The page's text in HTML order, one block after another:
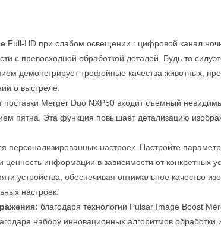
Full-HD при слабом освещении : цифровой канал
с превосходной обработкой деталей. Будь то
демонстрирует трофейные качества животных,
о выстреле.
поставки Merger Duo NXP50 входит съемный
пятна. Эта функция повышает детализацию
персонализированных настроек. Настройте
ценность информации в зависимости от конкретных
устройства, обеспечивая оптимальное качество
настроек.
благодаря технологии Pulsar Image Boost
набору инновационных алгоритмов